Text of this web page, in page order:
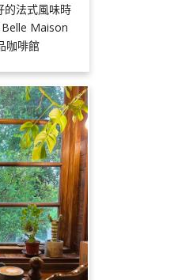
的法式風味時
Maison
咖啡館